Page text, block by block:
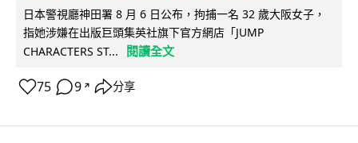
日本警視廳神田署 8 月 6 日公布，拘捕一名 32 歲大阪女子，
指她涉嫌在出版巨頭集英社旗下官方網店「JUMP
CHARACTERS ST...
閱讀全文
75 9 ↗ 分享